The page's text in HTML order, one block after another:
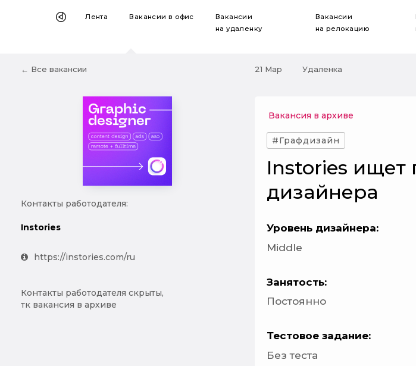
Лента Вакансиив офис
Вакансии
на удаленку
Вакансии
на релокацию
← Все вакансии 21 Мар Удаленка
Контакты работодателя:
Instories
https://instories.com/ru
Контакты работодателя скрыты,
тк вакансия в архиве
Вакансия в архиве
#Графдизайн
Instories ищет
дизайнера
Уровень дизайнера:
Middle
Занятость:
Постоянно
Тестовое задание:
Без теста